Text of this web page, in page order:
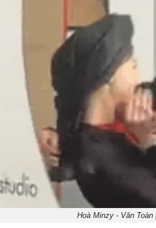
Hoà Minzy - Văn